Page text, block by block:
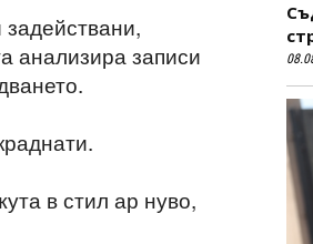
анализира записи
в стил ар нуво,